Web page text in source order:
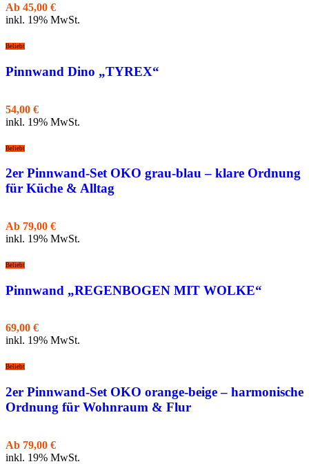
Ab 45,00 €
inkl. 19% MwSt.
Beliebt
Pinnwand Dino „TYREX“
54,00 €
inkl. 19% MwSt.
Beliebt
2er Pinnwand-Set OKO grau-blau – klare Ordnung
für Küche & Alltag
Ab 79,00 €
inkl. 19% MwSt.
Beliebt
Pinnwand „REGENBOGEN MIT WOLKE“
69,00 €
inkl. 19% MwSt.
Beliebt
2er Pinnwand-Set OKO orange-beige – harmonische
Ordnung für Wohnraum & Flur
Ab 79,00 €
inkl. 19% MwSt.